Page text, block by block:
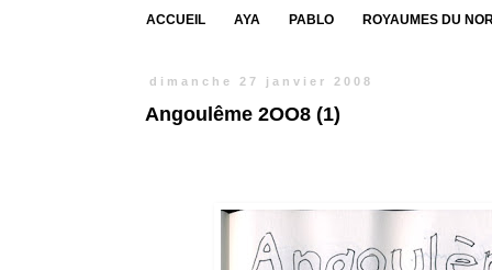
ACCUEIL AYA PABLO ROYAUMES DU
dimanche 27 janvier 2008
Angoulême 2OO8 (1)